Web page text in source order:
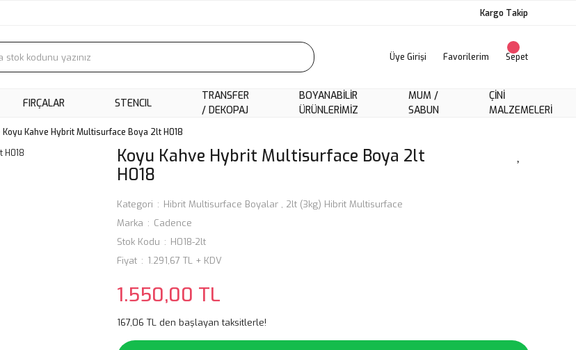
Kargo Takip
Üye Girişi Favorilerim Sepet
FIRÇALAR STENCIL
TRANSFER
/ DEKOPAJ
BOYANABILIR
ÜRÜNLERIMIZ
MUM /
SABUN
ÇINI
MALZEMELERI
Koyu Kahve Hybrit Multisurface Boya 2lt H018
Koyu Kahve Hybrit Multisurface Boya 2lt
H018
Kategori Hibrit Multisurface Boyalar , 2lt (3kg) Hibrit Multisurface
Marka
Cadence
Stok Kodu
H018-2lt
Fiyat
1.291,67 TL + KDV
1.550,00 TL
167,06 TL den başlayan taksitlerle!